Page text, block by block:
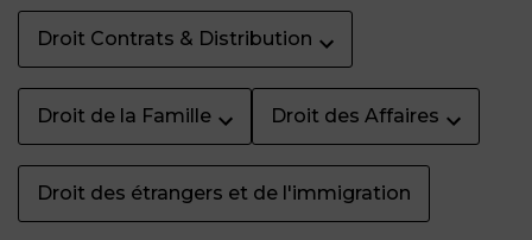
Droit Contrats & Distribution
Droit de la Famille Droit des Affaires
Droit des étrangers et de l'immigration